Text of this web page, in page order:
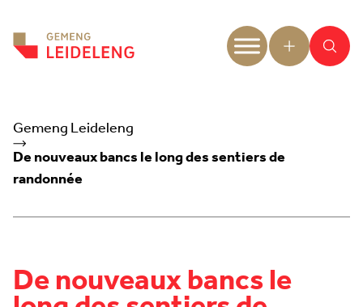
Gemeng Leideleng
De nouveaux bancs le long des sentiers de
randonnée
De nouveaux bancs le